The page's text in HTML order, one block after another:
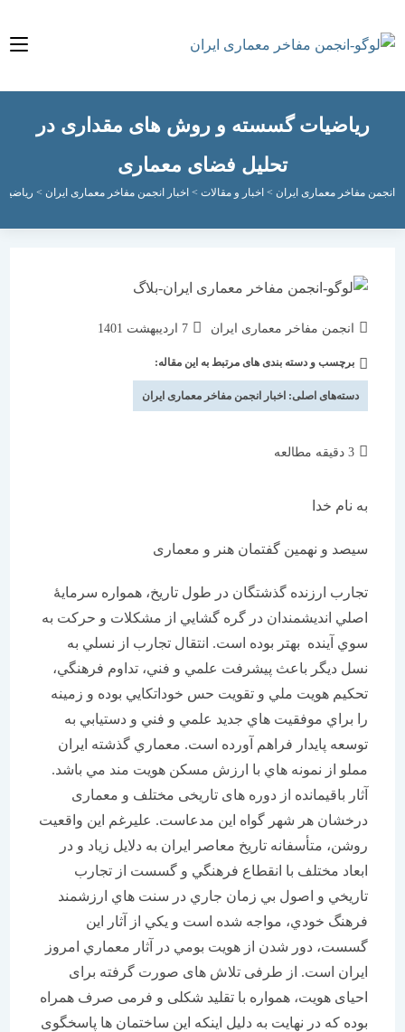
ریاضیات گسسته و روش های مقداری در
تحلیل فضای معماری
مفاخر معماری ایران > اخبار و مقالات>اخبار انجمن مفاخر معماری ایران > ریاضیات
انجمن مفاخر معماری ایران
نوشته
شده
است:
7 اردیبهشت 1401
برچسب و دسته بندی های مرتبط به این مقاله:
دسته‌های اصلی:اخبار انجمن مفاخر معماری ایران
به نام خدا
سیصد و نهمین گفتمان هنر و معماری
تجارب ارزنده گذشتگان در طول تاريخ، همواره سرمايۀ
اصلي انديشمندان در گره گشايي از مشكلات و حركت به
سوي آينده بهتر بوده است. انتقال تجارب از نسلي به
نسل ديگر باعث پيشرفت علمي و فني، تداوم فرهنگي،
تحكيم هويت ملي و تقويت حس خوداتكايي بوده و زمينه
را براي موفقيت هاي جديد علمي و فني و دستيابي به
توسعه پايدار فراهم آورده است. معماري گذشته ايران
مملو از نمونه هاي با ارزش مسکن هویت مند مي باشد.
آثار باقیمانده از دوره های تاریخی مختلف و معماری
درخشان هر شهر گواه این مدعاست. عليرغم اين واقعيت
روشن، متأسفانه تاريخ معاصر ايران به دلايل زياد و در
ابعاد مختلف با انقطاع فرهنگي و گسست از تجارب
تاريخي و اصول بي زمان جاري در سنت هاي ارزشمند
فرهنگ خودي، مواجه شده است و يكي از آثار اين
گسست، دور شدن از هويت بومي در آثار معماري امروز
ايران است. از طرفی تلاش های صورت گرفته برای
احیای هویت، همواره با تقلید شکلی و فرمی صرف همراه
بوده که در نهایت به دلیل اینکه این ساختمان ها پاسخگوی